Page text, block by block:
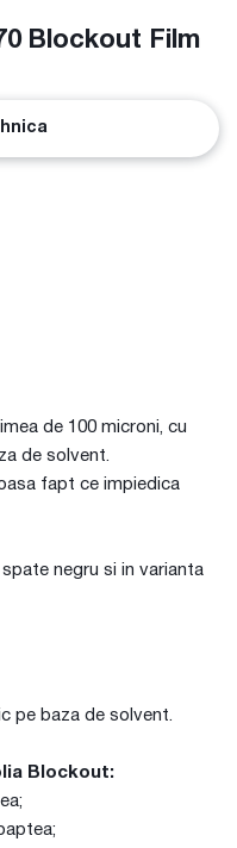
Blockout Film
de 100 microni, cu
de solvent.
fapt ce impiedica
negru si in varianta
pe baza de solvent.
Blockout: